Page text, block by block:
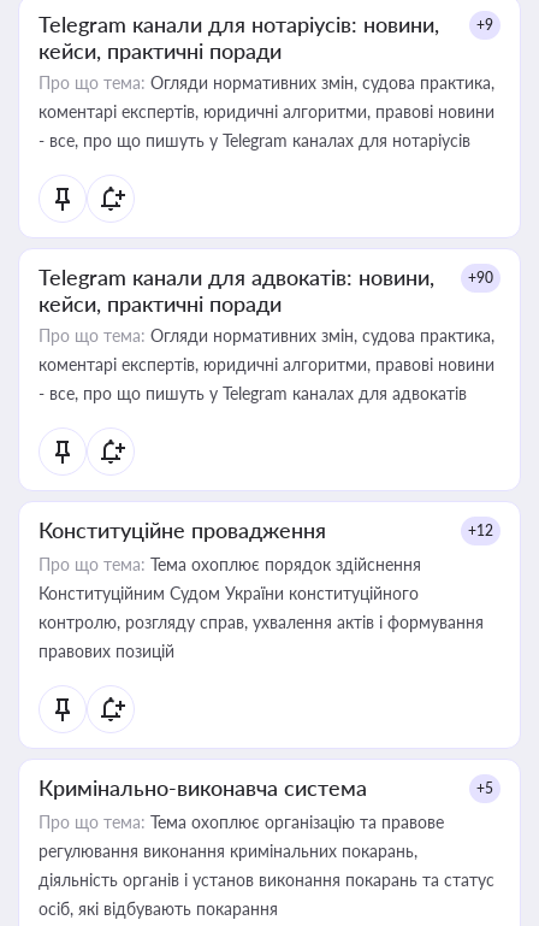
Telegram канали для нотаріусів: новини,
кейси, практичні поради
+9
Про що тема: Огляди нормативних змін, судова практика,
коментарі експертів, юридичні алгоритми, правові новини
- все, про що пишуть у Telegram каналах для нотаріусів
Telegram канали для адвокатів: новини,
кейси, практичні поради
+90
Про що тема: Огляди нормативних змін, судова практика,
коментарі експертів, юридичні алгоритми, правові новини
- все, про що пишуть у Telegram каналах для адвокатів
Конституційне провадження +12
Про що тема: Тема охоплює порядок здійснення
Конституційним Судом України конституційного
контролю, розгляду справ, ухвалення актів і формування
правових позицій
Кримінально-виконавча система +5
Про що тема: Тема охоплює організацію та правове
регулювання виконання кримінальних покарань,
діяльність органів і установ виконання покарань та статус
осіб, які відбувають покарання